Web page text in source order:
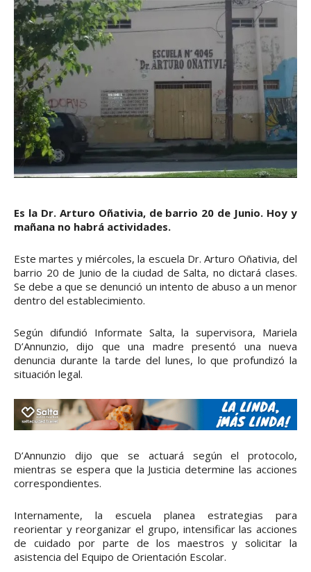
Es la Dr. Arturo Oñativia, de barrio 20 de Junio. Hoy y
mañana no habrá actividades.
Este martes y miércoles, la escuela Dr. Arturo Oñativia, del
barrio 20 de Junio de la ciudad de Salta, no dictará clases.
Se debe a que se denunció un intento de abuso a un menor
dentro del establecimiento.
Según difundió Informate Salta, la supervisora, Mariela
D’Annunzio, dijo que una madre presentó una nueva
denuncia durante la tarde del lunes, lo que profundizó la
situación legal.
D’Annunzio dijo que se actuará según el protocolo,
mientras se espera que la Justicia determine las acciones
correspondientes.
Internamente, la escuela planea estrategias para
reorientar y reorganizar el grupo, intensificar las acciones
de cuidado por parte de los maestros y solicitar la
asistencia del Equipo de Orientación Escolar.